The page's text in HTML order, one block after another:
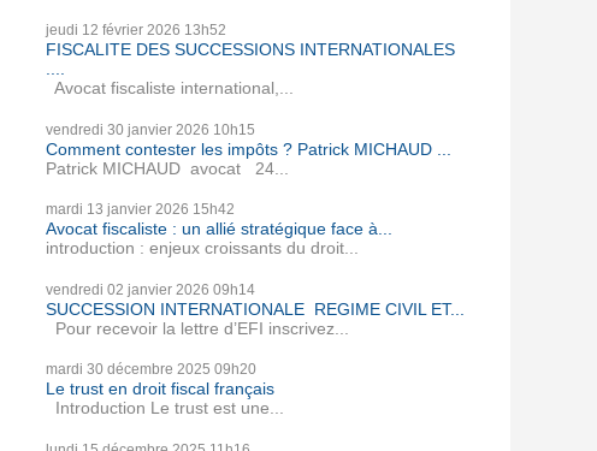
jeudi 12 février 2026 13h52
FISCALITE DES SUCCESSIONS INTERNATIONALES
Avocat fiscaliste international,...
vendredi 30 janvier 2026 10h15
Comment contester les impôts ? Patrick MICHAUD ...
Patrick MICHAUD avocat 24...
mardi 13 janvier 2026 15h42
Avocat fiscaliste : un allié stratégique face à...
introduction : enjeux croissants du droit...
vendredi 02 janvier 2026 09h14
SUCCESSION INTERNATIONALE REGIME CIVIL ET...
Pour recevoir la lettre d’EFI inscrivez...
mardi 30 décembre 2025 09h20
Le trust en droit fiscal français
Introduction Le trust est une...